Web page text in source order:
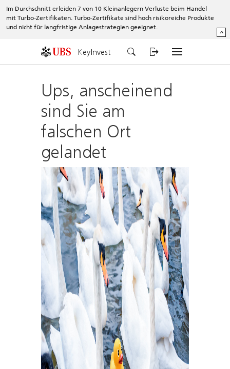
Im Durchschnitt erleiden 7 von 10 Kleinanlegern Verluste beim Handel
mit Turbo-Zertifikaten. Turbo-Zertifikate sind hoch risikoreiche Produkte
und nicht für langfristige Anlagestrategien geeignet.
^
KeyInvest
Ups, anscheinend
sind Sie am
falschen Ort
gelandet